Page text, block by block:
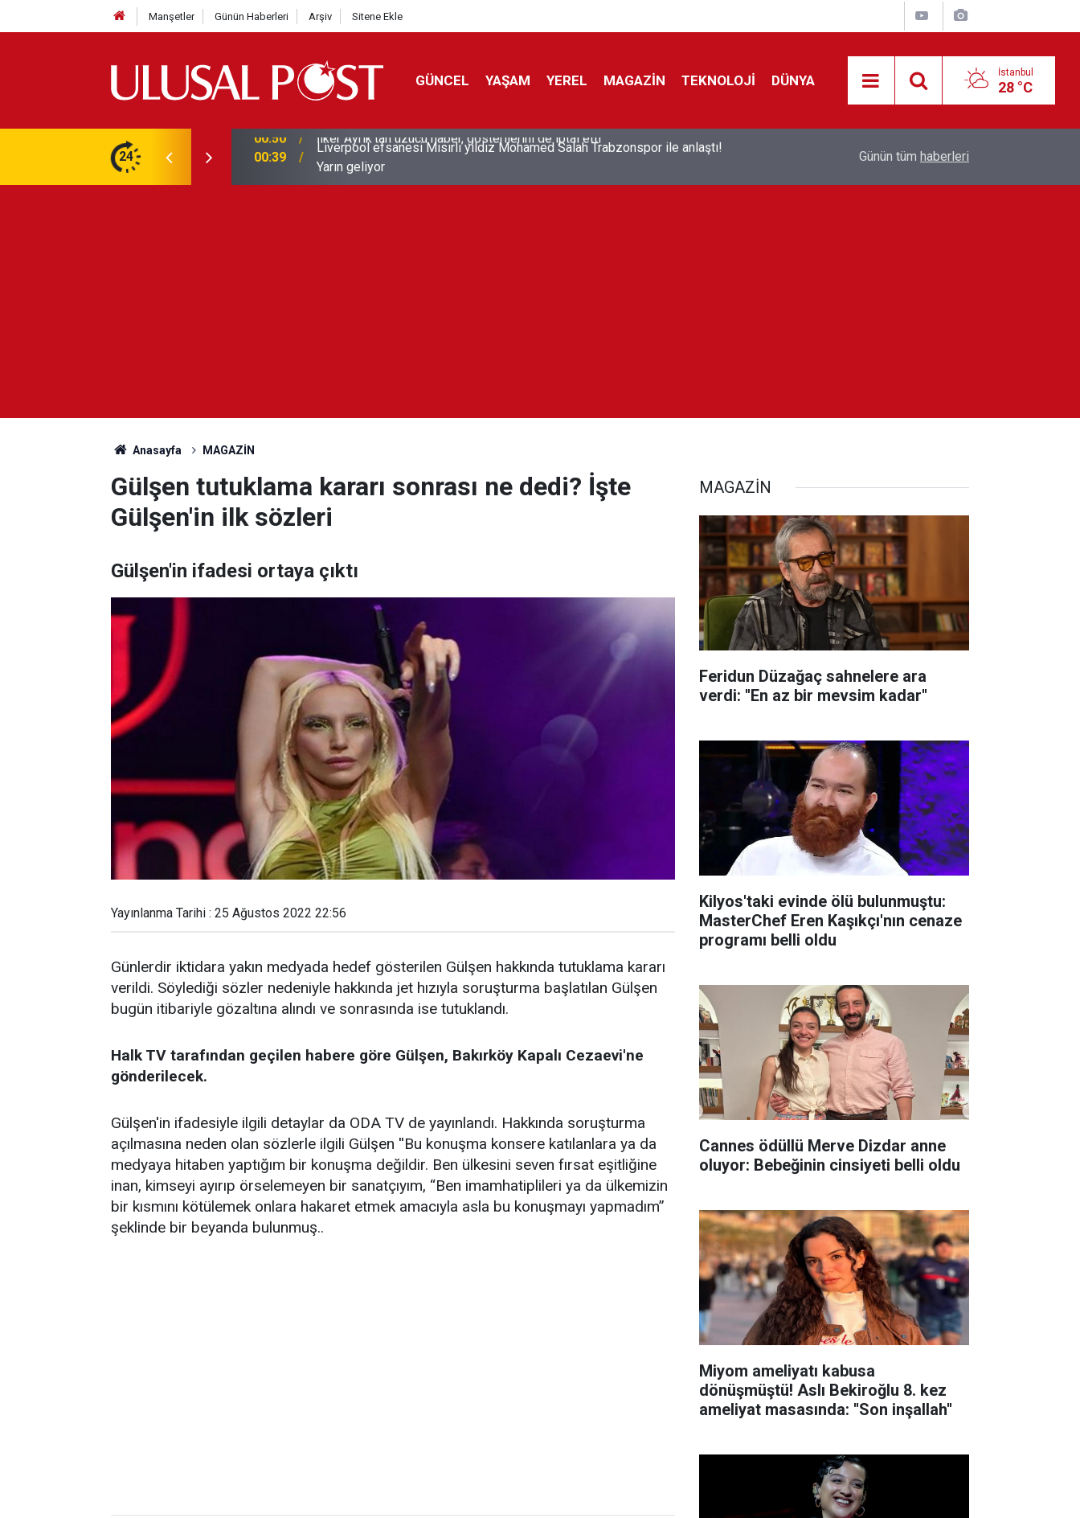
Manşetler Günün Haberleri Arşiv Sitene Ekle
GÜNCEL YAŞAM YEREL MAGAZİN TEKNOLOJİ DÜNYA İstanbul
28 °C
24 00:39
Liverpool efsanesi Mısırlı yıldız Mohamed Salah Trabzonspor ile anlaştı!
Yarın geliyor
Feridun Düzağaç sahnelere ara verdi: ''En az
Günün tüm haberleri
Anasayfa MAGAZİN
Gülşen tutuklama kararı sonrası ne dedi? İşte
Gülşen'in ilk sözleri
Gülşen'in ifadesi ortaya çıktı
Yayınlanma Tarihi : 25 Ağustos 2022 22:56
Günlerdir iktidara yakın medyada hedef gösterilen Gülşen hakkında tutuklama kararı
verildi. Söylediği sözler nedeniyle hakkında jet hızıyla soruşturma başlatılan Gülşen
bugün itibariyle gözaltına alındı ve sonrasında ise tutuklandı.
Halk TV tarafından geçilen habere göre Gülşen, Bakırköy Kapalı Cezaevi'ne
gönderilecek.
Gülşen'in ifadesiyle ilgili detaylar da ODA TV de yayınlandı. Hakkında soruşturma
açılmasına neden olan sözlerle ilgili Gülşen ''Bu konuşma konsere katılanlara ya da
medyaya hitaben yaptığım bir konuşma değildir. Ben ülkesini seven fırsat eşitliğine
inan, kimseyi ayırıp örselemeyen bir sanatçıyım, “Ben imamhatiplileri ya da ülkemizin
bir kısmını kötülemek onlara hakaret etmek amacıyla asla bu konuşmayı yapmadım”
şeklinde bir beyanda bulunmuş..
MAGAZİN
Feridun Düzağaç sahnelere ara
verdi: ''En az bir mevsim kadar''
Kilyos'taki evinde ölü bulunmuştu:
MasterChef Eren Kaşıkçı'nın cenaze
programı belli oldu
Cannes ödüllü Merve Dizdar anne
oluyor: Bebeğinin cinsiyeti belli oldu
Miyom ameliyatı kabusa
dönüşmüştü! Aslı Bekiroğlu 8. kez
ameliyat masasında: ''Son inşallah''